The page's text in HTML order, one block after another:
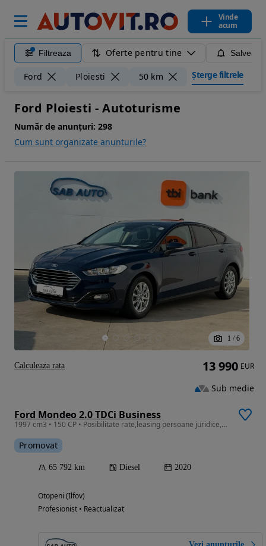
Vinde
acum
Filtreaza Oferte pentru tine
Ford Ploiesti 50 km Șterge filtrele
Ford Ploiesti - Autoturisme
Număr de anunțuri: 298
Cum sunt organizate anunturile?
1 / 6
Ford Mondeo 2.0 TDCi Business
1997 cm3 • 150 CP • Posibilitate rate,leasing persoane juridice,fizice avans 0 30%
Promovat
65 792 km Diesel 2020
Otopeni (Ilfov)
Profesionist • Reactualizat
13 990 EUR
Sub medie
Calculeaza rata